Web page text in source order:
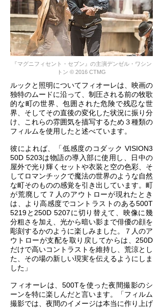
『マグニフィセント・セブン』の主演デンゼル・ワシン
トン © 2016 CTMG
ルックと照明についてフィオーレは、映画の
独特のムードに沿って、制圧される前の牧歌
的な町の世界、包囲された危険で残忍な世
界、そしてその直後の変化した状況に振り分
け、これらの雰囲気を描写するため３種類の
フィルムを使用したと述べています。
彼によれば、「低感度のコダック VISION3
50D 5203は物語の導入部に使用し、日中の
屋外で光り輝くセットや衣装と空の色彩、そ
してロマンチックで魔法の世界のような自然
な町そのものの感覚を引き出しています。町
が荒廃して７人のアウトローが現れたとき
は、より高感度でコントラストのある500T
5219と250D 5207に切り替えて、映像に幾
分粗さを加え、光から暗い影まで俳優の顔を
彫刻するかのように楽しみました。７人のア
ウトローが支配を取り戻してからは、250D
だけで高いコントラストを維持し、荒涼とし
た、その場の新しい現実を伝えるようにしま
した」
フィオーレは、500Tを使った夜間撮影のシ
ーンを特に楽しんだと言います。「フィルム
撮影では、夜間のイメージは本当に作り上げ